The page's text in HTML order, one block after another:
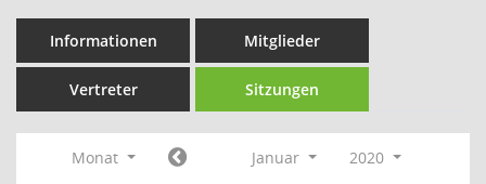
Informationen Mitglieder
Vertreter Sitzungen
Monat Januar
2020